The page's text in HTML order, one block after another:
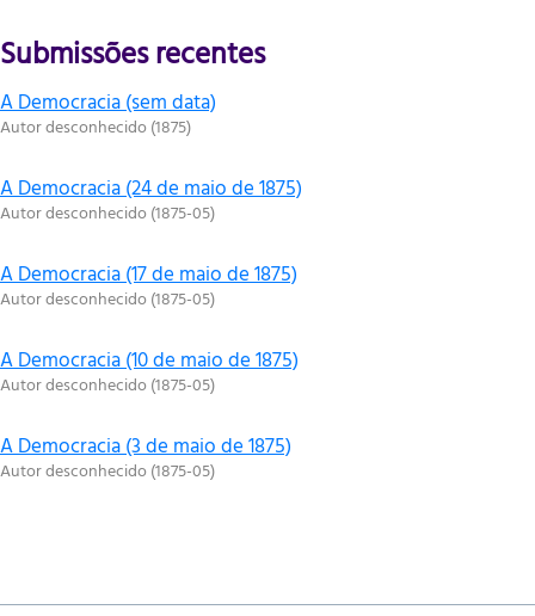
Submissões recentes
A Democracia (sem data)
Autor desconhecido(1875)
A Democracia (24 de maio de 1875)
Autor desconhecido(1875-05)
A Democracia (17 de maio de 1875)
Autor desconhecido(1875-05)
A Democracia (10 de maio de 1875)
Autor desconhecido(1875-05)
A Democracia (3 de maio de 1875)
Autor desconhecido(1875-05)